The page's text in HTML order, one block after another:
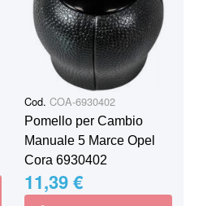
Cod. COA-6930402
Pomello per Cambio
Manuale 5 Marce Opel
Cora 6930402
11,39 €